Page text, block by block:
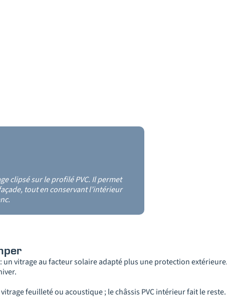
clipsé sur le profilé PVC. Il permet
tout en conservant l’intérieur
un vitrage au facteur solaire adapté plus une protection extérieure.
feuilleté ou acoustique ; le châssis PVC intérieur fait le reste.